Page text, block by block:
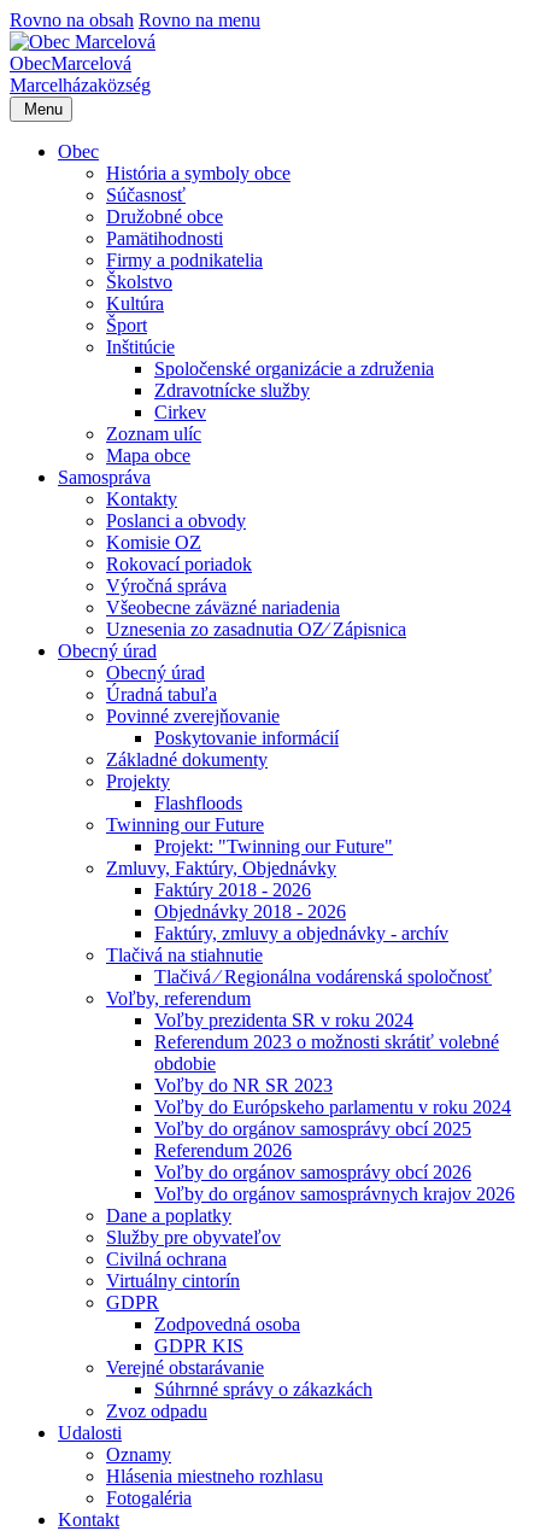
Rovno na obsah Rovno na menu
ObecMarcelová
Marcelházaközség
Menu
Obec
História a symboly obce
Súčasnosť
Družobné obce
Pamätihodnosti
Firmy a podnikatelia
Školstvo
Kultúra
Šport
Inštitúcie
Spoločenské organizácie a združenia
Zdravotnícke služby
Cirkev
Zoznam ulíc
Mapa obce
Samospráva
Kontakty
Poslanci a obvody
Komisie OZ
Rokovací poriadok
Výročná správa
Všeobecne záväzné nariadenia
Uznesenia zo zasadnutia OZ⁄ Zápisnica
Obecný úrad
Obecný úrad
Úradná tabuľa
Povinné zverejňovanie
Poskytovanie informácií
Základné dokumenty
Projekty
Flashfloods
Twinning our Future
Projekt: "Twinning our Future"
Zmluvy, Faktúry, Objednávky
Faktúry 2018 - 2026
Objednávky 2018 - 2026
Faktúry, zmluvy a objednávky - archív
Tlačivá na stiahnutie
Tlačivá ⁄ Regionálna vodárenská spoločnosť
Voľby, referendum
Voľby prezidenta SR v roku 2024
Referendum 2023 o možnosti skrátiť volebné
obdobie
Voľby do NR SR 2023
Voľby do Európskeho parlamentu v roku 2024
Voľby do orgánov samosprávy obcí 2025
Referendum 2026
Voľby do orgánov samosprávy obcí 2026
Voľby do orgánov samosprávnych krajov 2026
Dane a poplatky
Služby pre obyvateľov
Civilná ochrana
Virtuálny cintorín
GDPR
Zodpovedná osoba
GDPR KIS
Verejné obstarávanie
Súhrnné správy o zákazkách
Zvoz odpadu
Udalosti
Oznamy
Hlásenia miestneho rozhlasu
Fotogaléria
Kontakt